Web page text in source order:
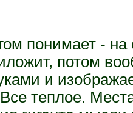
понимает - на
потом
и
Все теплое.